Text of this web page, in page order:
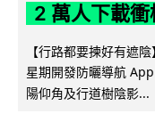
2 萬人下載衝
【行路都要揀好有遮
星期開發防曬導航
陽仰角及行道樹陰影...